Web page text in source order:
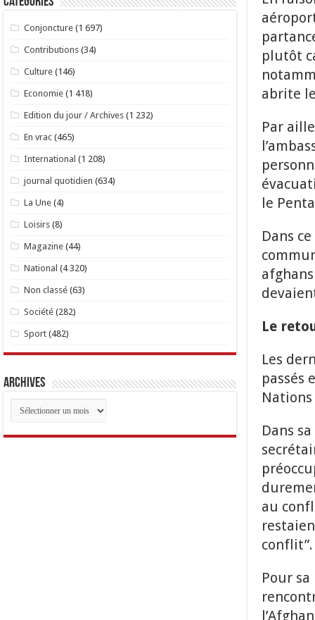
plutôt
abrite
Par
le
Dans
Le
Les
passés
Dans
au
conflit”.
Pour
Conjoncture (1 697)
Contributions (34)
Culture (146)
Economie (1 418)
Edition du jour / Archives (1 232)
En vrac (465)
International (1 208)
journal quotidien (634)
La Une (4)
Loisirs (8)
Magazine (44)
National (4 320)
Non classé (63)
Société (282)
Sport (482)
Archives
Archives